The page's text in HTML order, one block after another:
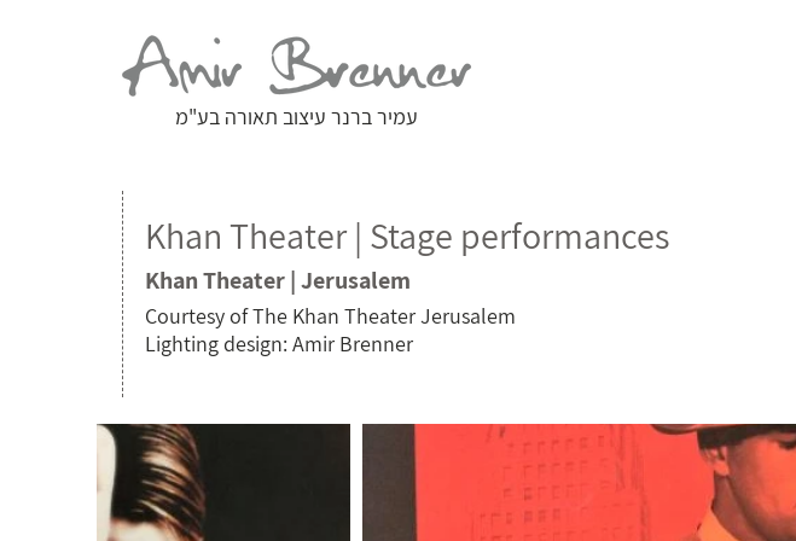
עמיר ברנר עיצוב תאורה בע"מ
Khan Theater | Stage performances
Khan Theater | Jerusalem
Courtesy of The Khan Theater Jerusalem
Lighting design: Amir Brenner